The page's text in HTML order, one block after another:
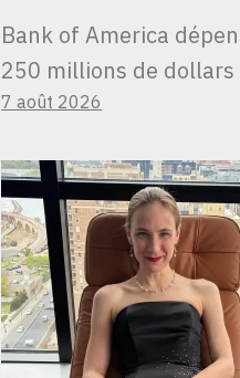
Bank of America
250 millions de dollars
7 août 2026